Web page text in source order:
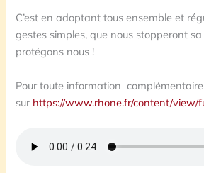
C’est en adoptant tous ensemble et
gestes simples, que nous stopperont
protégons nous !
Pour toute information
sur https://www.rhone.fr/content/view/